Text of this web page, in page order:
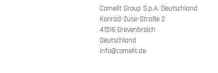
Comelit Group S.p.A. Deutschland
Konrad-Zuse-Straße 2
41516 Grevenbroich
Deutschland
info@comelit.de